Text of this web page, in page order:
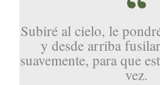
Subiré al cielo, le
y desde arriba
suavemente, para que
vez.